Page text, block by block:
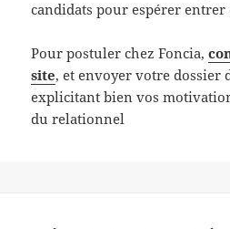
candidats pour espérer entrer
Pour postuler chez Foncia,
site, et envoyer votre dossier
explicitant bien vos
du relationnel